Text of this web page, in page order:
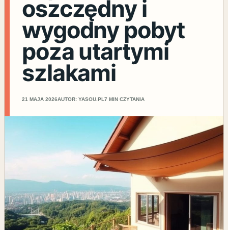
oszczędny i
wygodny pobyt
poza utartymi
szlakami
21 MAJA 2026AUTOR: YASOU.PL 7 MIN CZYTANIA